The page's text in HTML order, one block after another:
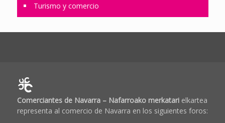
Turismo y comercio
Comerciantes de Navarra – Nafarroako merkatarielkartea
representa al comercio de Navarra en los siguientes foros: